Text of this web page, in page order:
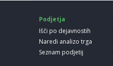
Podjetja
Išči po dejavnostih
Naredi analizo trga
Seznam podjetij